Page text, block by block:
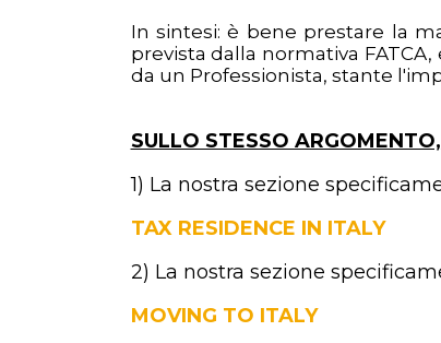
In sintesi: è bene prestare la
prevista dalla normativa
da un Professionista, stante
SULLO STESSO
1) La nostra sezione
TAX RESIDENCE IN ITALY
2) La nostra sezione
MOVING TO ITALY